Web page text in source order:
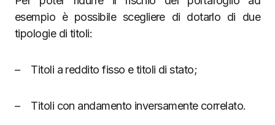
esempio è possibile scegliere di dotarlo di due
tipologie di titoli:
– Titoli a reddito fisso e titoli di stato;
– Titoli con andamento inversamente correlato.